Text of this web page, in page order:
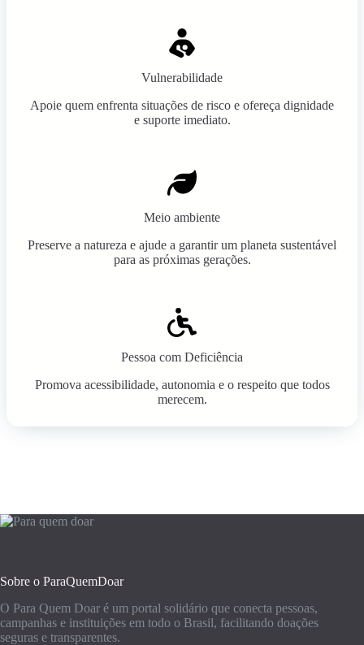
Vulnerabilidade
Apoie quem enfrenta situações de risco e ofereça dignidade
e suporte imediato.
Meio ambiente
Preserve a natureza e ajude a garantir um planeta sustentável
para as próximas gerações.
Pessoa com Deficiência
Promova acessibilidade, autonomia e o respeito que todos
merecem.
Sobre o ParaQuemDoar
O Para Quem Doar é um portal solidário que conecta pessoas,
campanhas e instituições em todo o Brasil, facilitando doações
seguras e transparentes.